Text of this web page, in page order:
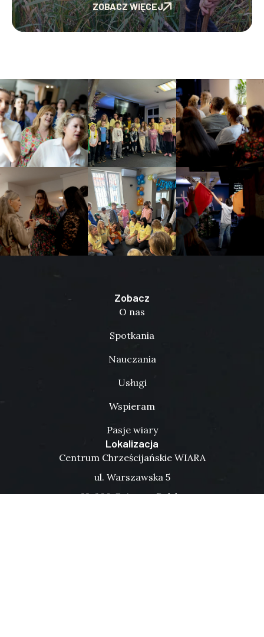
ZOBACZ WIĘCEJ
Zobacz
O nas
Spotkania
Nauczania
Usługi
Wspieram
Pasje wiary
Lokalizacja
Centrum Chrześcijańskie WIARA
ul. Warszawska 5
62-200 Gniezno, Polska